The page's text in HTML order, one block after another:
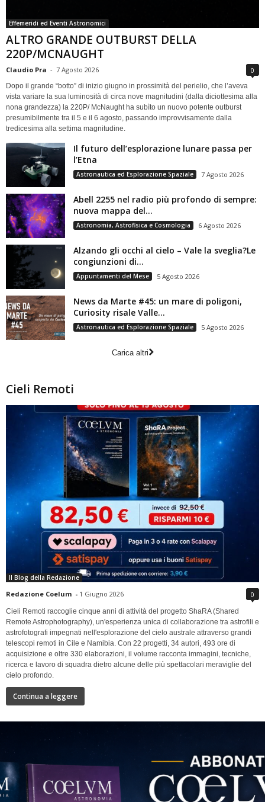
Effemeridi ed Eventi Astronomici
ALTRO GRANDE OUTBURST DELLA
220P/MCNAUGHT
Claudio Pra - 7 Agosto 2026 0
Dopo il grande “botto” di inizio giugno in prossimità del perielio, che l’aveva
vista variare la sua luminosità di circa nove magnitudini (dalla diciottesima alla
nona grandezza) la 220P/ McNaught ha subìto un nuovo potente outburst
presumibilmente tra il 5 e il 6 agosto, passando improvvisamente dalla
tredicesima alla settima magnitudine.
Il futuro dell’esplorazione lunare passa per
l’Etna
Astronautica ed Esplorazione Spaziale 7 Agosto 2026
Abell 2255 nel radio più profondo di sempre:
nuova mappa del...
Astronomia, Astrofisica e Cosmologia 6 Agosto 2026
Alzando gli occhi al cielo – Vale la sveglia?Le
congiunzioni di...
Appuntamenti del Mese 5 Agosto 2026
News da Marte #45: un mare di poligoni,
Curiosity risale Valle...
Astronautica ed Esplorazione Spaziale 5 Agosto 2026
Carica altri
Cieli Remoti
Il Blog della Redazione
Redazione Coelum - 1 Giugno 2026 0
Cieli Remoti raccoglie cinque anni di attività del progetto ShaRA (Shared
Remote Astrophotography), un'esperienza unica di collaborazione tra astrofili e
astrofotografi impegnati nell'esplorazione del cielo australe attraverso grandi
telescopi remoti in Cile e Namibia. Con 22 progetti, 34 autori, 493 ore di
acquisizione e oltre 330 elaborazioni, il volume racconta immagini, tecniche,
ricerca e lavoro di squadra dietro alcune delle più spettacolari meraviglie del
cielo profondo.
Continua a leggere